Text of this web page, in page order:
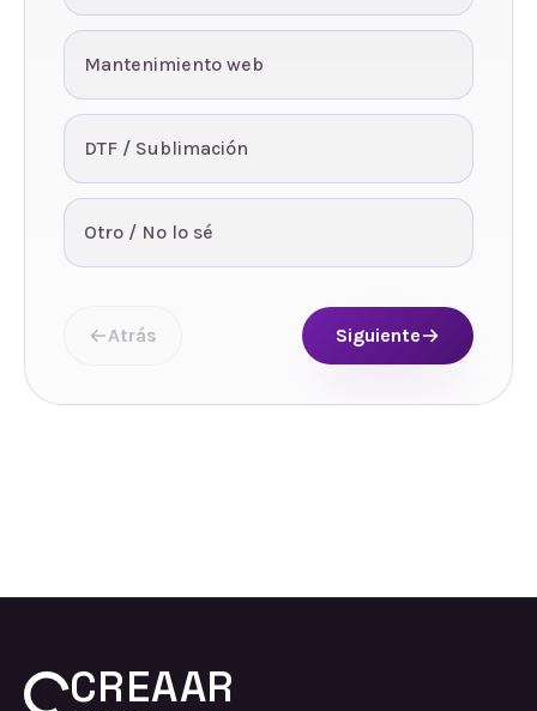
Mantenimiento web
DTF / Sublimación
Otro / No lo sé
Atrás Siguiente
CREAAR